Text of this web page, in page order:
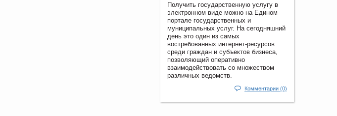
Получить государственную услугу в
электронном виде можно на Едином
портале государственных и
муниципальных услуг. На сегодняшний
день это один из самых
востребованных интернет-ресурсов
среди граждан и субъектов бизнеса,
позволяющий оперативно
взаимодействовать со множеством
различных ведомств.
Комментарии (0)